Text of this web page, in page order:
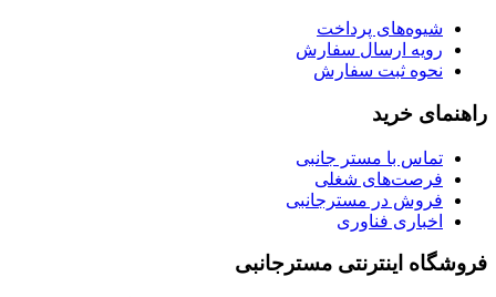
شیوه‌های پرداخت
رویه ارسال سفارش
نحوه ثبت سفارش
راهنمای خرید
تماس با مستر جانبی
فرصت‌های شغلی
فروش در مسترجانبی
اخباری فناوری
فروشگاه اینترنتی مسترجانبی